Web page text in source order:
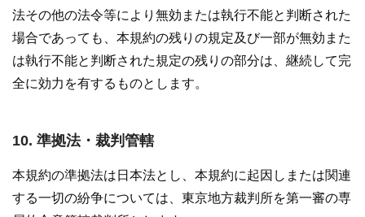
法その他の法令等により無効または執行不能と判断された
場合であっても、本規約の残りの規定及び一部が無効また
は執行不能と判断された規定の残りの部分は、継続して完
全に効力を有するものとします。
10. 準拠法・裁判管轄
本規約の準拠法は日本法とし、本規約に起因しまたは関連
する一切の紛争については、東京地方裁判所を第一審の専